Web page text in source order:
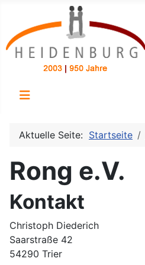
Aktuelle Seite: Startseite
Rong e.V.
Kontakt
Christoph Diederich
Saarstraße 42
54290 Trier